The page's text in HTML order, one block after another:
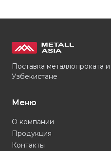
Поставка металлопроката
Узбекистане
Меню
О компании
Продукция
Контакты